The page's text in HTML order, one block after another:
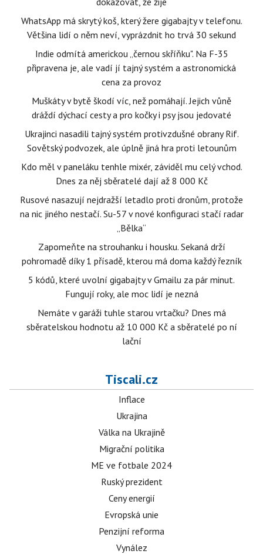
WhatsApp má skrytý koš, který žere gigabajty v telefonu.
Většina lidí o něm neví, vyprázdnit ho trvá 30 sekund
Indie odmítá americkou „černou skříňku". Na F-35
připravena je, ale vadí jí tajný systém a astronomická
cena za provoz
Muškáty v bytě škodí víc, než pomáhají. Jejich vůně
dráždí dýchací cesty a pro kočky i psy jsou jedovaté
Ukrajinci nasadili tajný systém protivzdušné obrany Rif.
Sovětský podvozek, ale úplně jiná hra proti letounům
Kdo měl v paneláku tenhle mixér, záviděl mu celý vchod.
Dnes za něj sběratelé dají až 8 000 Kč
Rusové nasazují nejdražší letadlo proti dronům, protože
na nic jiného nestačí. Su-57 v nové konfiguraci stačí radar
„Bělka“
Zapomeňte na strouhanku i housku. Sekaná drží
pohromadě díky 1 přísadě, kterou má doma každý řezník
5 kódů, které uvolní gigabajty v Gmailu za pár minut.
Fungují roky, ale moc lidí je nezná
Nemáte v garáži tuhle starou vrtačku? Dnes má
sběratelskou hodnotu až 10 000 Kč a sběratelé po ní
lační
Tiscali.cz
Inflace
Ukrajina
Válka na Ukrajině
Migrační politika
ME ve fotbale 2024
Ruský prezident
Ceny energií
Evropská unie
Penzijní reforma
Vynález